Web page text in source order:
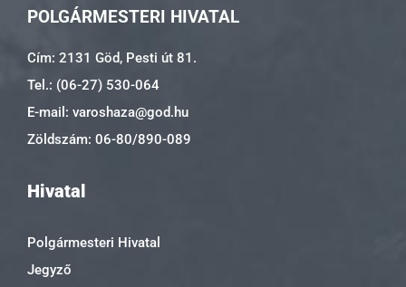
POLGÁRMESTERI HIVATAL
Cím: 2131 Göd, Pesti út 81.
Tel.: (06-27) 530-064
E-mail: varoshaza@god.hu
Zöldszám: 06-80/890-089
Hivatal
Polgármesteri Hivatal
Jegyző